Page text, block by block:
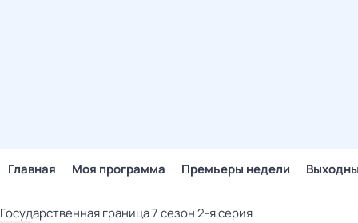
Главная Моя программа Премьеры недели
Государственная граница 7 сезон 2-я серия